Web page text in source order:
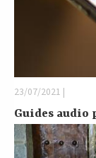
23/07/2021 |
Guides